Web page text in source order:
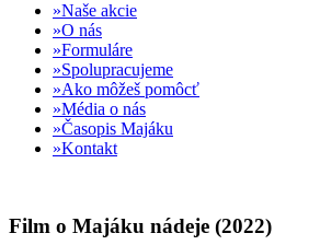
Naše akcie
O nás
Formuláre
Spolupracujeme
Ako môžeš pomôcť
Média o nás
Časopis Majáku
Kontakt
Film o Majáku nádeje (2022)